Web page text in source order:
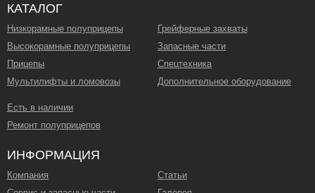
КАТАЛОГ
Низкорамные полуприцепы
Высокорамные полуприцепы
Прицепы
Мультилифты и ломовозы
Грейферные захваты
Запасные части
Спецтехника
Дополнительное оборудование
Есть в наличии
Ремонт полуприцепов
ИНФОРМАЦИЯ
Компания
Статьи